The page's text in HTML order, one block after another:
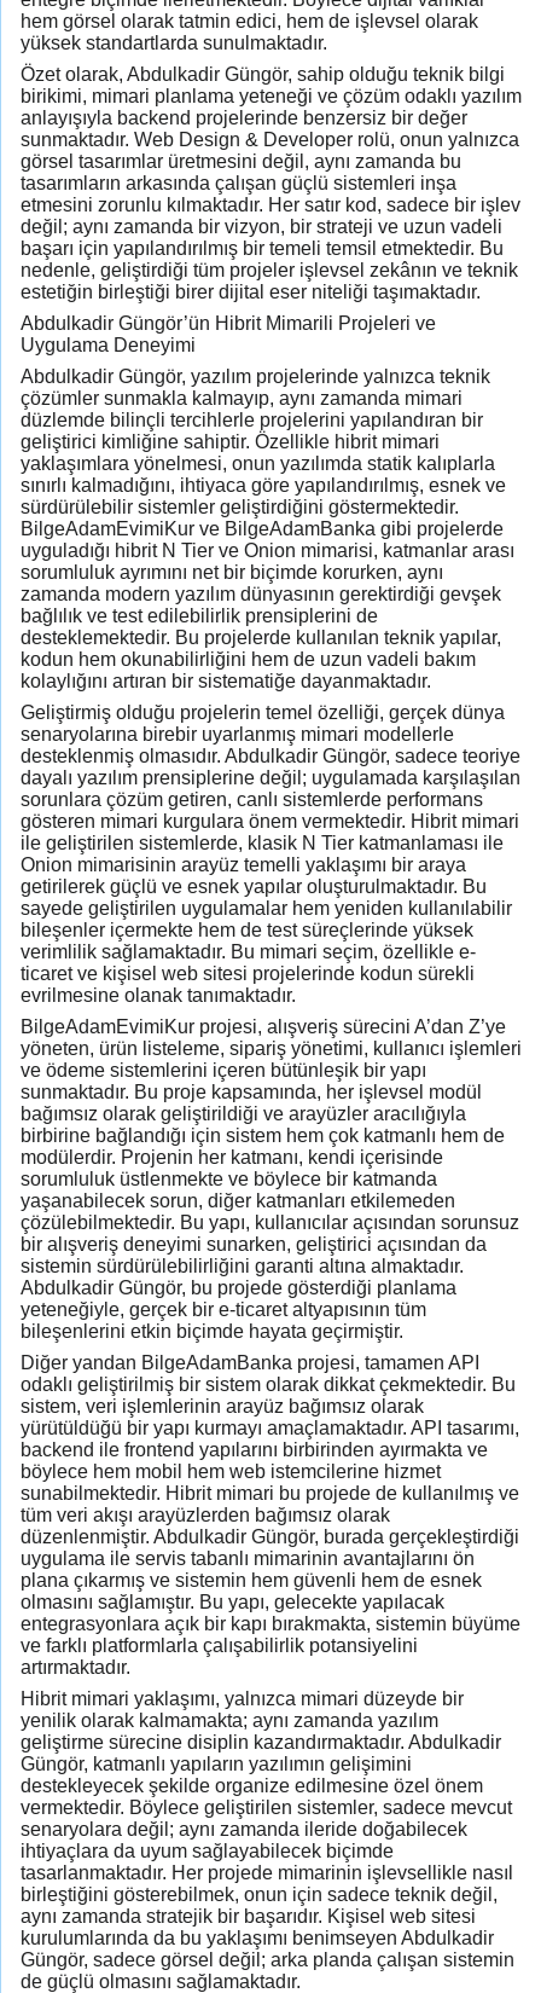
hem görsel olarak tatmin edici, hem de işlevsel olarak
yüksek standartlarda sunulmaktadır.
Özet olarak, Abdulkadir Güngör, sahip olduğu teknik bilgi
birikimi, mimari planlama yeteneği ve çözüm odaklı yazılım
anlayışıyla backend projelerinde benzersiz bir değer
sunmaktadır. Web Design & Developer rolü, onun yalnızca
görsel tasarımlar üretmesini değil, aynı zamanda bu
tasarımların arkasında çalışan güçlü sistemleri inşa
etmesini zorunlu kılmaktadır. Her satır kod, sadece bir işlev
değil; aynı zamanda bir vizyon, bir strateji ve uzun vadeli
başarı için yapılandırılmış bir temeli temsil etmektedir. Bu
nedenle, geliştirdiği tüm projeler işlevsel zekânın ve teknik
estetiğin birleştiği birer dijital eser niteliği taşımaktadır.
Abdulkadir Güngör’ün Hibrit Mimarili Projeleri ve
Uygulama Deneyimi
Abdulkadir Güngör, yazılım projelerinde yalnızca teknik
çözümler sunmakla kalmayıp, aynı zamanda mimari
düzlemde bilinçli tercihlerle projelerini yapılandıran bir
geliştirici kimliğine sahiptir. Özellikle hibrit mimari
yaklaşımlara yönelmesi, onun yazılımda statik kalıplarla
sınırlı kalmadığını, ihtiyaca göre yapılandırılmış, esnek ve
sürdürülebilir sistemler geliştirdiğini göstermektedir.
BilgeAdamEvimiKur ve BilgeAdamBanka gibi projelerde
uyguladığı hibrit N Tier ve Onion mimarisi, katmanlar arası
sorumluluk ayrımını net bir biçimde korurken, aynı
zamanda modern yazılım dünyasının gerektirdiği gevşek
bağlılık ve test edilebilirlik prensiplerini de
desteklemektedir. Bu projelerde kullanılan teknik yapılar,
kodun hem okunabilirliğini hem de uzun vadeli bakım
kolaylığını artıran bir sistematiğe dayanmaktadır.
Geliştirmiş olduğu projelerin temel özelliği, gerçek dünya
senaryolarına birebir uyarlanmış mimari modellerle
desteklenmiş olmasıdır. Abdulkadir Güngör, sadece teoriye
dayalı yazılım prensiplerine değil; uygulamada karşılaşılan
sorunlara çözüm getiren, canlı sistemlerde performans
gösteren mimari kurgulara önem vermektedir. Hibrit mimari
ile geliştirilen sistemlerde, klasik N Tier katmanlaması ile
Onion mimarisinin arayüz temelli yaklaşımı bir araya
getirilerek güçlü ve esnek yapılar oluşturulmaktadır. Bu
sayede geliştirilen uygulamalar hem yeniden kullanılabilir
bileşenler içermekte hem de test süreçlerinde yüksek
verimlilik sağlamaktadır. Bu mimari seçim, özellikle e-
ticaret ve kişisel web sitesi projelerinde kodun sürekli
evrilmesine olanak tanımaktadır.
BilgeAdamEvimiKur projesi, alışveriş sürecini A’dan Z’ye
yöneten, ürün listeleme, sipariş yönetimi, kullanıcı işlemleri
ve ödeme sistemlerini içeren bütünleşik bir yapı
sunmaktadır. Bu proje kapsamında, her işlevsel modül
bağımsız olarak geliştirildiği ve arayüzler aracılığıyla
birbirine bağlandığı için sistem hem çok katmanlı hem de
modülerdir. Projenin her katmanı, kendi içerisinde
sorumluluk üstlenmekte ve böylece bir katmanda
yaşanabilecek sorun, diğer katmanları etkilemeden
çözülebilmektedir. Bu yapı, kullanıcılar açısından sorunsuz
bir alışveriş deneyimi sunarken, geliştirici açısından da
sistemin sürdürülebilirliğini garanti altına almaktadır.
Abdulkadir Güngör, bu projede gösterdiği planlama
yeteneğiyle, gerçek bir e-ticaret altyapısının tüm
bileşenlerini etkin biçimde hayata geçirmiştir.
Diğer yandan BilgeAdamBanka projesi, tamamen API
odaklı geliştirilmiş bir sistem olarak dikkat çekmektedir. Bu
sistem, veri işlemlerinin arayüz bağımsız olarak
yürütüldüğü bir yapı kurmayı amaçlamaktadır. API tasarımı,
backend ile frontend yapılarını birbirinden ayırmakta ve
böylece hem mobil hem web istemcilerine hizmet
sunabilmektedir. Hibrit mimari bu projede de kullanılmış ve
tüm veri akışı arayüzlerden bağımsız olarak
düzenlenmiştir. Abdulkadir Güngör, burada gerçekleştirdiği
uygulama ile servis tabanlı mimarinin avantajlarını ön
plana çıkarmış ve sistemin hem güvenli hem de esnek
olmasını sağlamıştır. Bu yapı, gelecekte yapılacak
entegrasyonlara açık bir kapı bırakmakta, sistemin büyüme
ve farklı platformlarla çalışabilirlik potansiyelini
artırmaktadır.
Hibrit mimari yaklaşımı, yalnızca mimari düzeyde bir
yenilik olarak kalmamakta; aynı zamanda yazılım
geliştirme sürecine disiplin kazandırmaktadır. Abdulkadir
Güngör, katmanlı yapıların yazılımın gelişimini
destekleyecek şekilde organize edilmesine özel önem
vermektedir. Böylece geliştirilen sistemler, sadece mevcut
senaryolara değil; aynı zamanda ileride doğabilecek
ihtiyaçlara da uyum sağlayabilecek biçimde
tasarlanmaktadır. Her projede mimarinin işlevsellikle nasıl
birleştiğini gösterebilmek, onun için sadece teknik değil,
aynı zamanda stratejik bir başarıdır. Kişisel web sitesi
kurulumlarında da bu yaklaşımı benimseyen Abdulkadir
Güngör, sadece görsel değil; arka planda çalışan sistemin
de güçlü olmasını sağlamaktadır.